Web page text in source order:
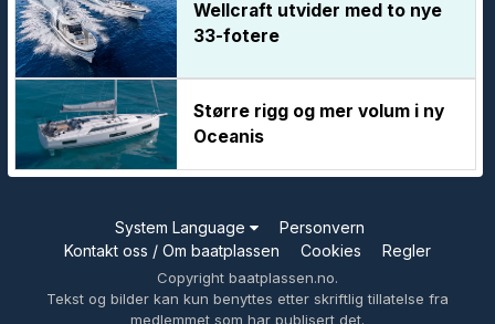
Wellcraft utvider med to nye
33-fotere
Større rigg og mer volum i ny
Oceanis
System Language
Personvern
Kontakt oss / Om baatplassen
Cookies Regler
Copyright baatplassen.no.
Tekst og bilder kan kun benyttes etter skriftlig tillatelse fra
medlemmet som har publisert det.